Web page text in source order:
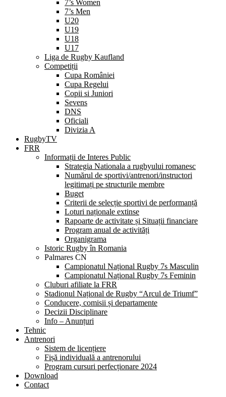
7’s Women
7’s Men
U20
U19
U18
U17
Liga de Rugby Kaufland
Competiții
Cupa României
Cupa Regelui
Copii si Juniori
Sevens
DNS
Oficiali
Divizia A
RugbyTV
FRR
Informații de Interes Public
Strategia Nationala a rugbyului romanesc
Numărul de sportivi/antrenori/instructori
legitimați pe structurile membre
Buget
Criterii de selecție sportivi de performanță
Loturi naționale extinse
Rapoarte de activitate și Situații financiare
Program anual de activități
Organigrama
Istoric Rugby în Romania
Palmares CN
Campionatul Național Rugby 7s Masculin
Campionatul Național Rugby 7s Feminin
Cluburi afiliate la FRR
Stadionul Național de Rugby “Arcul de Triumf”
Conducere, comisii și departamente
Decizii Disciplinare
Info – Anunțuri
Tehnic
Antrenori
Sistem de licențiere
Fișă individuală a antrenorului
Program cursuri perfecționare 2024
Download
Contact